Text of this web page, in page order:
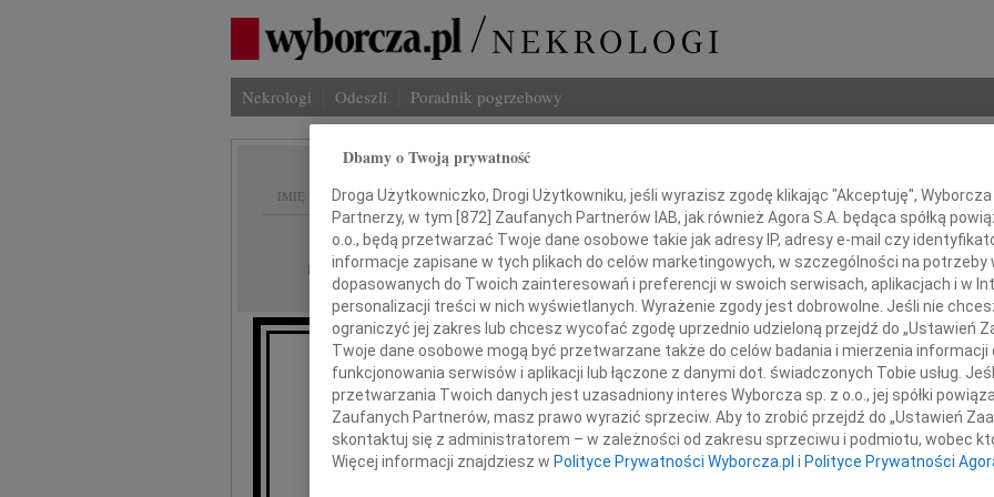
Nekrologi Odeszli Poradnik pogrzebowy
IMIĘ I NAZWISKO:
REGION: Kraków
DATA EMISJI: 08.01.2010
Profesorowi Jerzemu Niewodniczańskiemu
wyrazy głębokiego współczucia z powodu śmierci
Imię i
INNE
Dla
Z
23
Dbamy o Twoją prywatność
Droga Użytkowniczko, Drogi Użytkowniku, jeśli wyrazisz zgodę klikając "Akceptuję",
Partnerzy, w tym [ 872 ] Zaufanych Partnerów IAB, jak również Agora S.A. będąca spółką
o.o., będą przetwarzać Twoje dane osobowe takie jak adresy IP, adresy e-mail czy
informacje zapisane w tych plikach do celów marketingowych, w szczególności na potrzeby
dopasowanych do Twoich zainteresowań i preferencji w swoich serwisach, aplikacjach i w
personalizacji treści w nich wyświetlanych. Wyrażenie zgody jest dobrowolne. Jeśli nie
ograniczyć jej zakres lub chcesz wycofać zgodę uprzednio udzieloną przejdź do „Ustawień
Twoje dane osobowe mogą być przetwarzane także do celów badania i mierzenia
funkcjonowania serwisów i aplikacji lub łączone z danymi dot. świadczonych Tobie usług.
przetwarzania Twoich danych jest uzasadniony interes Wyborcza sp. z o.o., jej spółki
Zaufanych Partnerów, masz prawo wyrazić sprzeciw. Aby to zrobić przejdź do „Ustawień
skontaktuj się z administratorem – w zależności od zakresu sprzeciwu i podmiotu, wobec
Więcej informacji znajdziesz w Polityce Prywatności Wyborcza.pl i Polityce Prywatności